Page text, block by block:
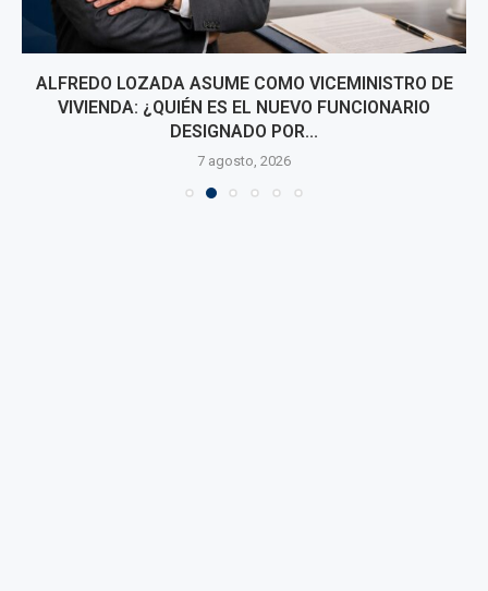
ALFREDO LOZADA ASUME COMO VICEMINISTRO DE
VIVIENDA: ¿QUIÉN ES EL NUEVO FUNCIONARIO
DESIGNADO POR...
7 agosto, 2026